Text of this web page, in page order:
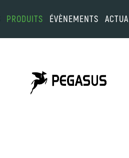
PRODUITS ÉVÈNEMENTS